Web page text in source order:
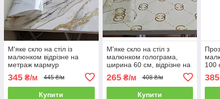
М'яке скло на стіл із
малюнком відрізне на
метраж мармур
голограма, ширина 80 см
345 ₴/м 445 ₴/м
Купити
М'яке скло на стіл з
малюнком голограма,
ширина 60 см, відрізне на
265₴/м 408 ₴/м
Купити
100
385